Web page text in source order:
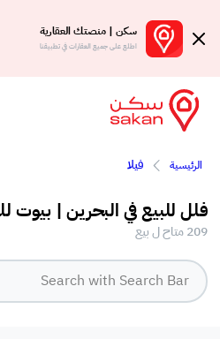
سكن | منصتك العقارية
اطلع على جميع العقارات في تطبيقنا
بالعمولة
الرئيسية فيلا
فلل للبيع في البحرين | بيوت
209 متاح ل بيع